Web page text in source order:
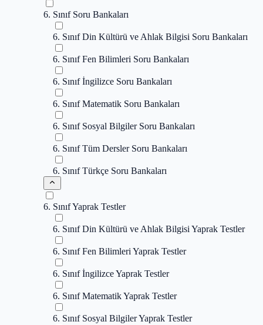
6. Sınıf Soru Bankaları
6. Sınıf Din Kültürü ve Ahlak Bilgisi Soru Bankaları
6. Sınıf Fen Bilimleri Soru Bankaları
6. Sınıf İngilizce Soru Bankaları
6. Sınıf Matematik Soru Bankaları
6. Sınıf Sosyal Bilgiler Soru Bankaları
6. Sınıf Tüm Dersler Soru Bankaları
6. Sınıf Türkçe Soru Bankaları
6. Sınıf Yaprak Testler
6. Sınıf Din Kültürü ve Ahlak Bilgisi Yaprak Testler
6. Sınıf Fen Bilimleri Yaprak Testler
6. Sınıf İngilizce Yaprak Testler
6. Sınıf Matematik Yaprak Testler
6. Sınıf Sosyal Bilgiler Yaprak Testler